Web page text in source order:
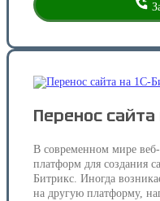
Перенос
В современном мире
платформ для создания
Битрикс. Иногда
на другую платформу,